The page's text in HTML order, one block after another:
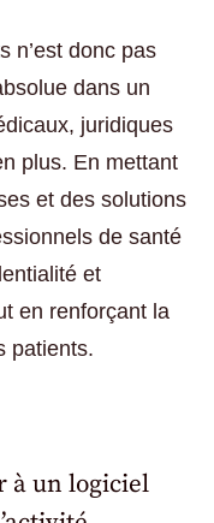
n’est donc pas
dans un
juridiques
plus. En mettant
et des solutions
de santé
et
en renforçant la
patients.
à un logiciel